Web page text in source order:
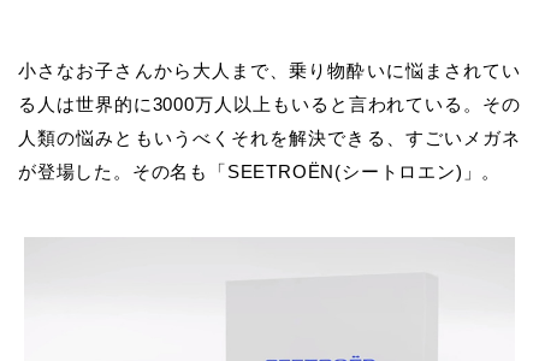
小さなお子さんから大人まで、乗り物酔いに悩まされてい
る人は世界的に3000万人以上もいると言われている。その
人類の悩みともいうべくそれを解決できる、すごいメガネ
が登場した。その名も「SEETROËN(シートロエン)」。